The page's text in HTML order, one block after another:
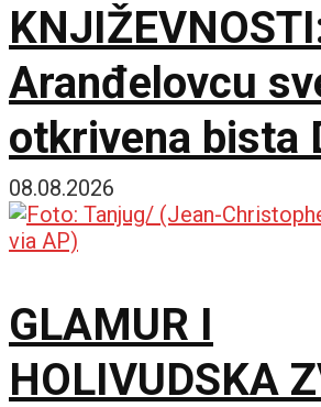
Aranđelovcu
otkrivena bista
Popoviću
08.08.2026
GLAMUR I
HOLIVUDSKA